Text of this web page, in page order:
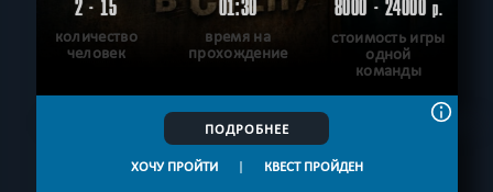
2 - 15
количество
человек
01:30
время на
прохождение
8000 - 24000р.
стоимость игры
одной
команды
ПОДРОБНЕЕ
ХОЧУ ПРОЙТИ | КВЕСТ ПРОЙДЕН